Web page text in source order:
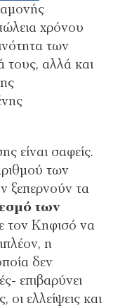
χρόνου
των
τους, αλλά και
είναι σαφείς.
των
ξεπερνούν τα
των
τον Κηφισό να
η
δεν
επιβαρύνει
ελλείψεις και